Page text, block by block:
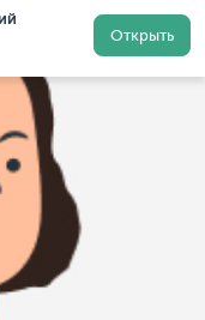
Открыть
Няни у метро